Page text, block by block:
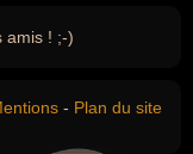
amis ! ;-)
- Plan du site